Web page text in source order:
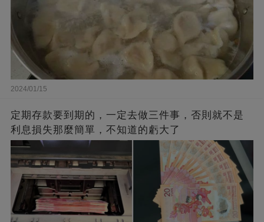
2024/01/15
定期存款要到期的，一定去做三件事，否則就不是
利息損失那麼簡單，不知道的虧大了